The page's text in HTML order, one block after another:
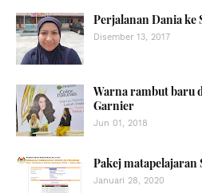
Perjalanan Dania ke
Disember 13, 2017
Warna rambut baru
Garnier
Jun 01, 2018
Pakej
Januari 28, 2020